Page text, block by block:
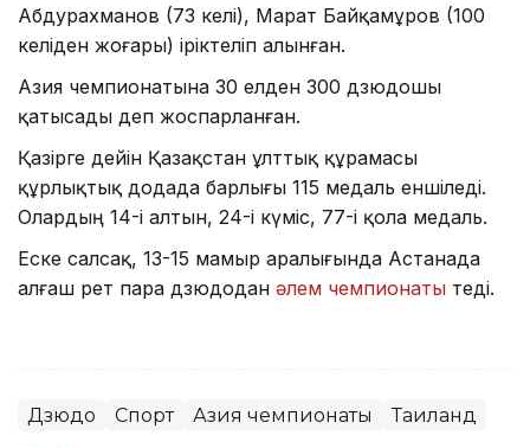
Абдурахманов (73 келі), Марат Байқамұров (100
келіден жоғары) іріктеліп алынған.
Азия чемпионатына 30 елден 300 дзюдошы
қатысады деп жоспарланған.
Қазірге дейін Қазақстан ұлттық құрамасы
құрлықтық додада барлығы 115 медаль еншіледі.
Олардың 14-і алтын, 24-і күміс, 77-і қола медаль.
Еске салсақ, 13-15 мамыр аралығында Астанада
алғаш рет пара дзюдодан әлем чемпионаты өтеді.
Дзюдо Спорт Азия чемпионаты Таиланд